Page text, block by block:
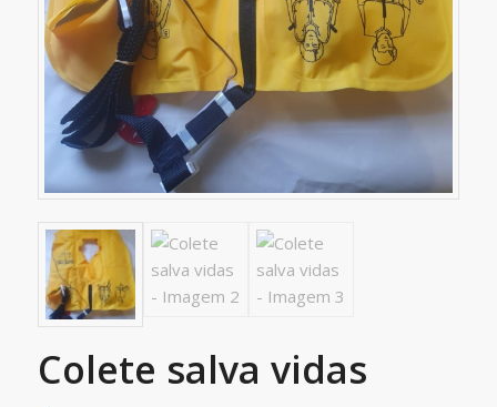
Colete salva vidas